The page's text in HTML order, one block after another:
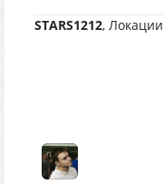
STARS1212,